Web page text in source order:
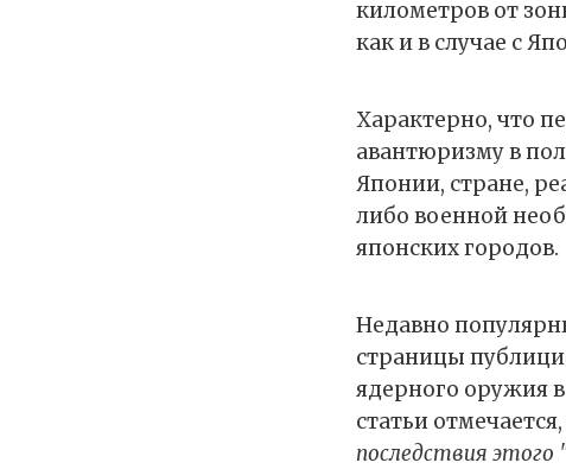
километров от
как и в случае с
Характерно, что
авантюризму в
Японии, стране,
либо военной
японских городов.
Недавно
страницы
ядерного оружия
статьи
последствия этого